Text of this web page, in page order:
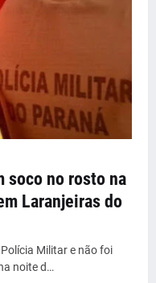
soco no rosto na
Laranjeiras do
Militar e não foi
noite d…